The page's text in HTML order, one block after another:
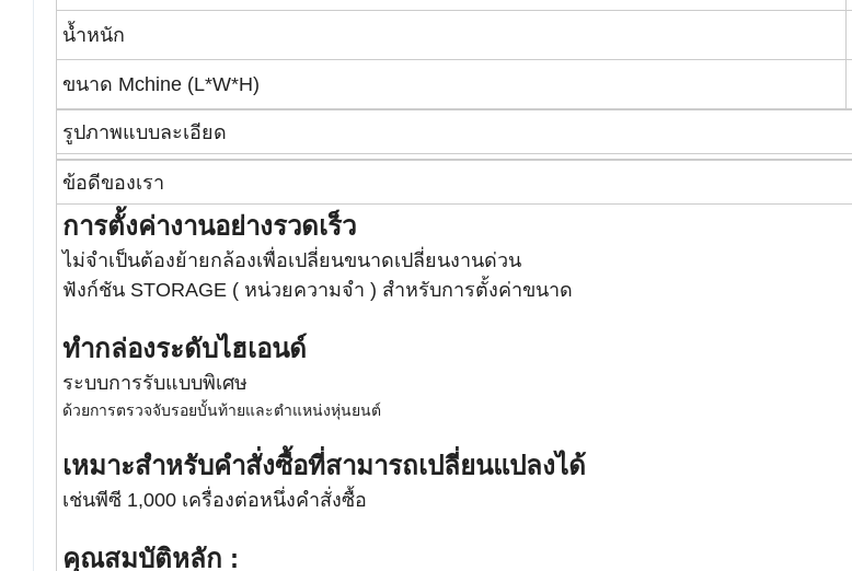
น้ำหนัก
ขนาด Mchine (L*W*H)
รูปภาพแบบละเอียด
ข้อดีของเรา
การตั้งค่างานอย่างรวดเร็ว
ไม่จำเป็นต้องย้ายกล้องเพื่อเปลี่ยนขนาดเปลี่ยนงานด่วน
ฟังก์ชัน STORAGE ( หน่วยความจำ ) สำหรับการตั้งค่าขนาด
ทำกล่องระดับไฮเอนด์
ระบบการรับแบบพิเศษ
ด้วยการตรวจจับรอยบั้นท้ายและตำแหน่งหุ่นยนต์
เหมาะสำหรับคำสั่งซื้อที่สามารถเปลี่ยนแปลงได้
เช่นพีซี 1,000 เครื่องต่อหนึ่งคำสั่งซื้อ
คุณสมบัติหลัก :